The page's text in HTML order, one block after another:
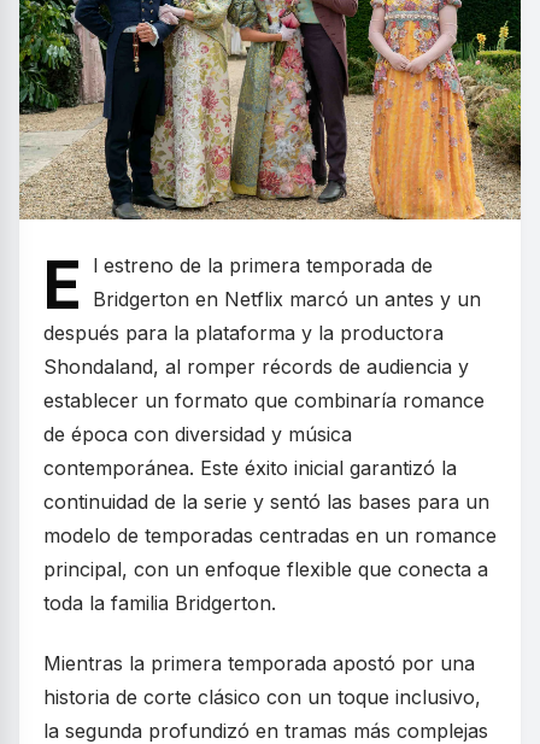
E
l estreno de la primera temporada de
Bridgerton en Netflix marcó un antes y un
después para la plataforma y la productora
Shondaland, al romper récords de audiencia y
establecer un formato que combinaría romance
de época con diversidad y música
contemporánea. Este éxito inicial garantizó la
continuidad de la serie y sentó las bases para un
modelo de temporadas centradas en un romance
principal, con un enfoque flexible que conecta a
toda la familia Bridgerton.
Mientras la primera temporada apostó por una
historia de corte clásico con un toque inclusivo,
la segunda profundizó en tramas más complejas